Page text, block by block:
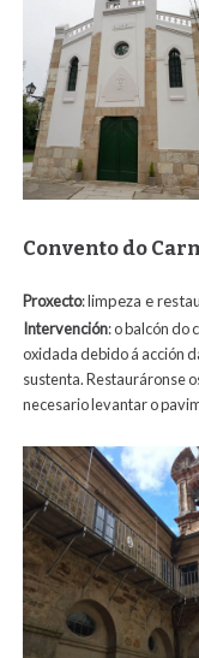
Convento do
Proxecto:limpeza e
Intervención:o balcón do
oxidada debido á acción
sustenta. Restauráronse
necesario levantar o